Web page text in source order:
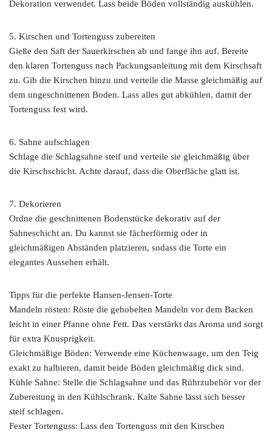
Dekoration verwendet. Lass beide Böden vollständig auskühlen.
5. Kirschen und Tortenguss zubereiten
Gieße den Saft der Sauerkirschen ab und fange ihn auf. Bereite
den klaren Tortenguss nach Packungsanleitung mit dem Kirschsaft
zu. Gib die Kirschen hinzu und verteile die Masse gleichmäßig auf
dem ungeschnittenen Boden. Lass alles gut abkühlen, damit der
Tortenguss fest wird.
6. Sahne aufschlagen
Schlage die Schlagsahne steif und verteile sie gleichmäßig über
die Kirschschicht. Achte darauf, dass die Oberfläche glatt ist.
7. Dekorieren
Ordne die geschnittenen Bodenstücke dekorativ auf der
Sahneschicht an. Du kannst sie fächerförmig oder in
gleichmäßigen Abständen platzieren, sodass die Torte ein
elegantes Aussehen erhält.
Tipps für die perfekte Hansen-Jensen-Torte
Mandeln rösten: Röste die gehobelten Mandeln vor dem Backen
leicht in einer Pfanne ohne Fett. Das verstärkt das Aroma und sorgt
für extra Knusprigkeit.
Gleichmäßige Böden: Verwende eine Küchenwaage, um den Teig
exakt zu halbieren, damit beide Böden gleichmäßig dick sind.
Kühle Sahne: Stelle die Schlagsahne und das Rührzubehör vor der
Zubereitung in den Kühlschrank. Kalte Sahne lässt sich besser
steif schlagen.
Fester Tortenguss: Lass den Tortenguss mit den Kirschen